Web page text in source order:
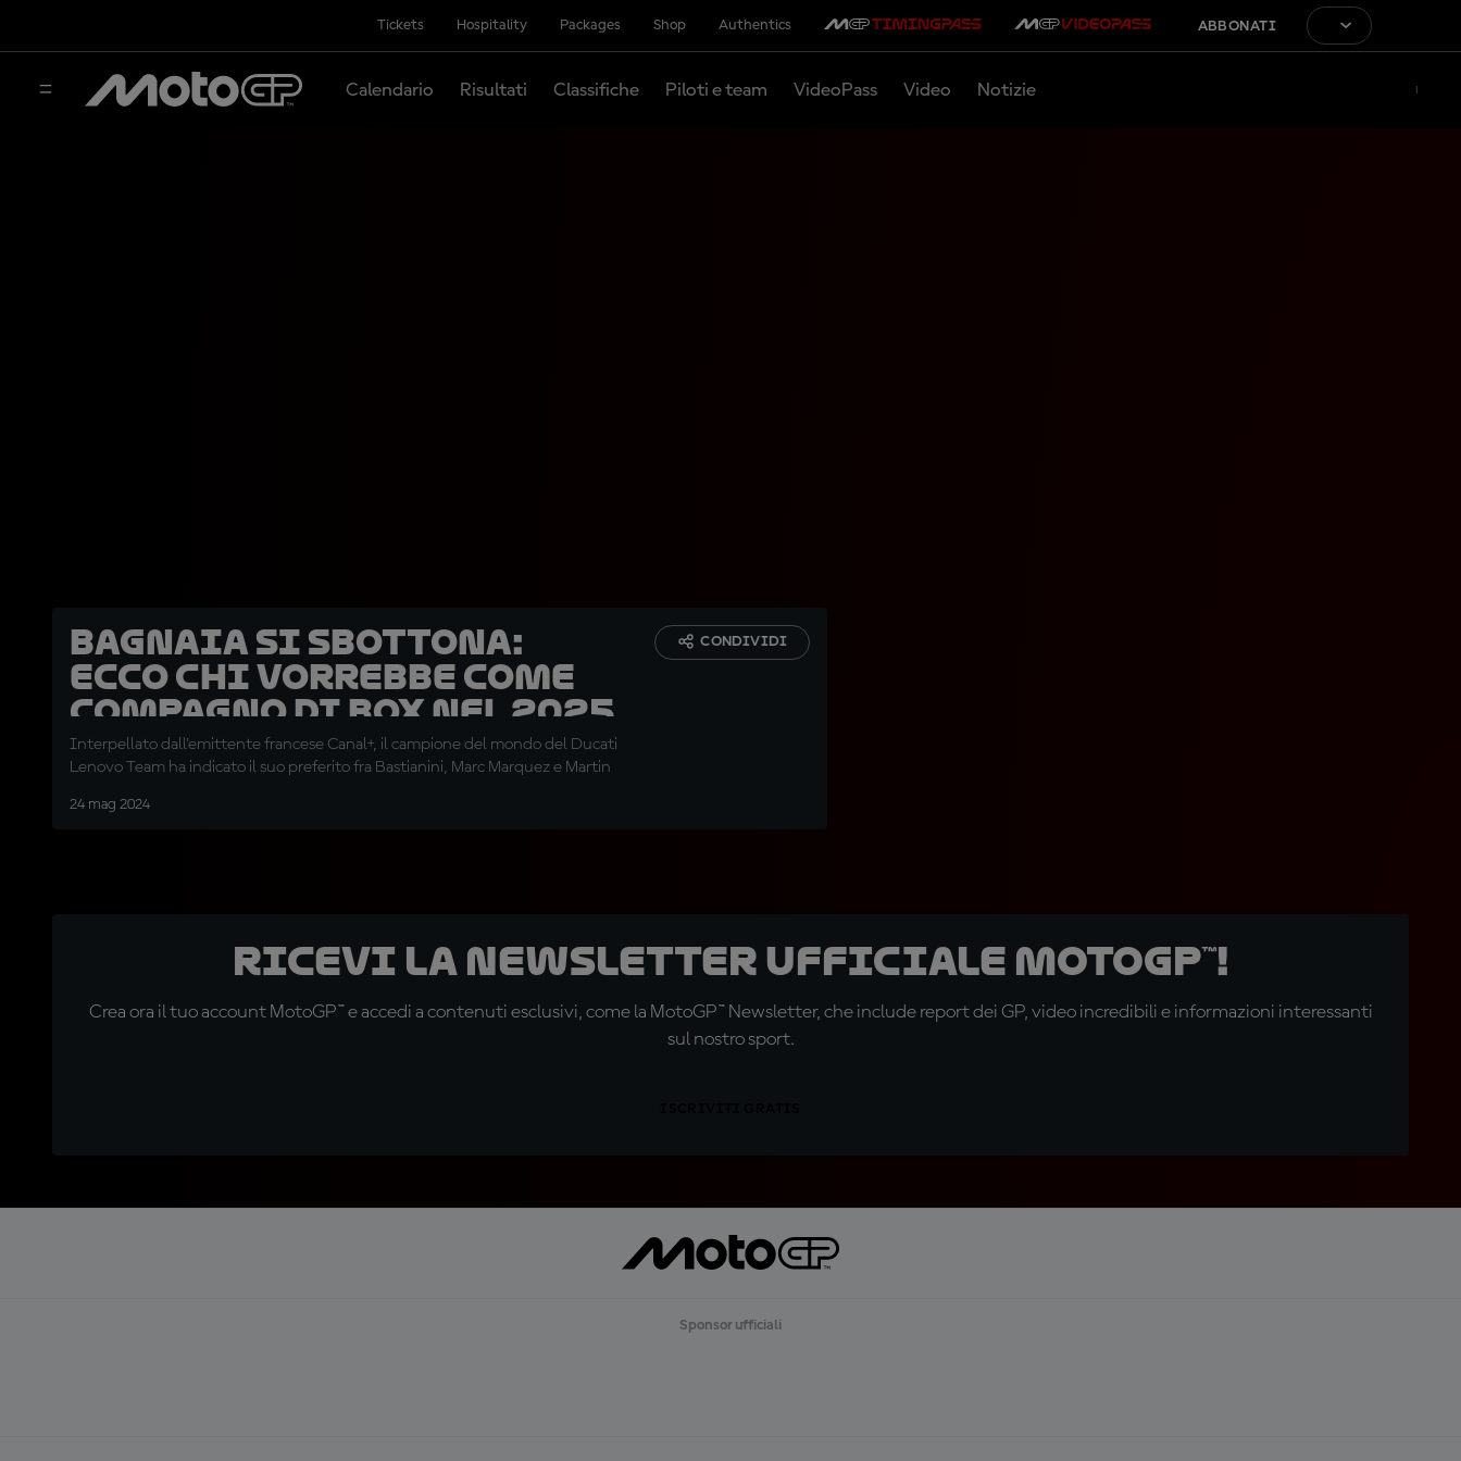
Tickets Hospitality Packages Shop Authentics ABBONATI
Calendario Risultati Classifiche Piloti e team VideoPass Video Notizie
Bagnaia si sbottona:
ecco chi vorrebbe come
compagno di box nel 2025
Interpellato dall'emittente francese Canal+, il campione del mondo del Ducati
Lenovo Team ha indicato il suo preferito fra Bastianini, Marc Marquez e Martin
24 mag 2024
CONDIVIDI
Ricevi la newsletter ufficiale MotoGP™!
Crea ora il tuo account MotoGP™ e accedi a contenuti esclusivi, come la MotoGP™ Newsletter, che include report dei GP, video incredibili e informazioni interessanti
sul nostro sport.
Sponsor ufficiali